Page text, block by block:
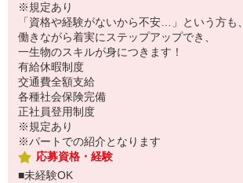
※規定あり
「資格や経験がないから不安…」という方も、
働きながら着実にステップアップでき、
一生物のスキルが身につきます！
有給休暇制度
交通費全額支給
各種社会保険完備
正社員登用制度
※規定あり
※パートでの紹介となります
応募資格・経験
■未経験OK